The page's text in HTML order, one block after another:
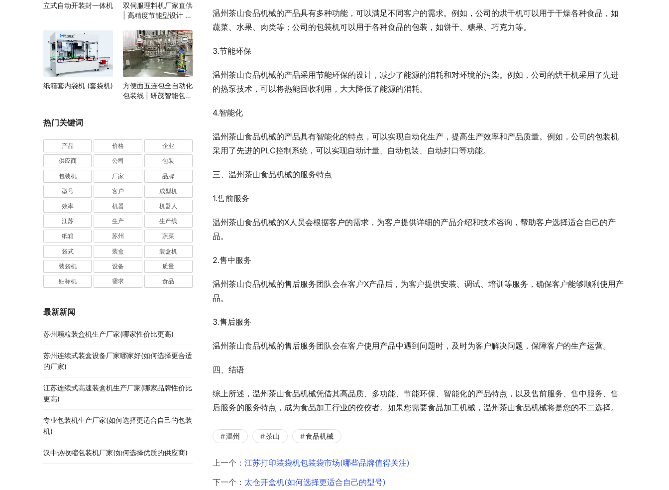
温州茶山食品机械的产品具有多种功能，可以满足不同客户的需求。例如，公司的烘干机可以用于干燥各种食品，如
蔬菜、水果、肉类等；公司的包装机可以用于各种食品的包装，如饼干、糖果、巧克力等。
3.节能环保
温州茶山食品机械的产品采用节能环保的设计，减少了能源的消耗和对环境的污染。例如，公司的烘干机采用了先进
的热泵技术，可以将热能回收利用，大大降低了能源的消耗。
4.智能化
温州茶山食品机械的产品具有智能化的特点，可以实现自动化生产，提高生产效率和产品质量。例如，公司的包装机
采用了先进的PLC控制系统，可以实现自动计量、自动包装、自动封口等功能。
三、温州茶山食品机械的服务特点
1.售前服务
温州茶山食品机械的X人员会根据客户的需求，为客户提供详细的产品介绍和技术咨询，帮助客户选择适合自己的产
品。
2.售中服务
温州茶山食品机械的售后服务团队会在客户X产品后，为客户提供安装、调试、培训等服务，确保客户能够顺利使用产
品。
3.售后服务
温州茶山食品机械的售后服务团队会在客户使用产品中遇到问题时，及时为客户解决问题，保障客户的生产运营。
四、结语
综上所述，温州茶山食品机械凭借其高品质、多功能、节能环保、智能化的产品特点，以及售前服务、售中服务、售
后服务的服务特点，成为食品加工行业的佼佼者。如果您需要食品加工机械，温州茶山食品机械将是您的不二选择。
温州 茶山 食品机械
上一个： 江苏打印装袋机包装袋市场(哪些品牌值得关注)
下一个： 太仓开盒机(如何选择更适合自己的型号)
立式自动开装封一体机
双伺服理料机厂家直供
| 高精度节能型设计 |
案 | 支持食品/医药行
业
纸箱套内袋机 (套袋机)
方便面五连包全自动化
包装线 | 研茂智能包装
热门关键词
产品 价格 企业
供应商 公司 包装
包装机 厂家 品牌
型号 客户 成型机
效率 机器 机器人
江苏 生产 生产线
纸箱 苏州 蔬菜
袋式 装盒 装盒机
装袋机 设备 质量
贴标机 需求 食品
最新新闻
苏州颗粒装盒机生产厂家(哪家性价比更高)
苏州连续式装盒设备厂家哪家好(如何选择更合适
的厂家)
江苏连续式高速装盒机生产厂家(哪家品牌性价比
更高)
专业包装机生产厂家(如何选择更适合自己的包装
机)
汉中热收缩包装机厂家(如何选择优质的供应商)